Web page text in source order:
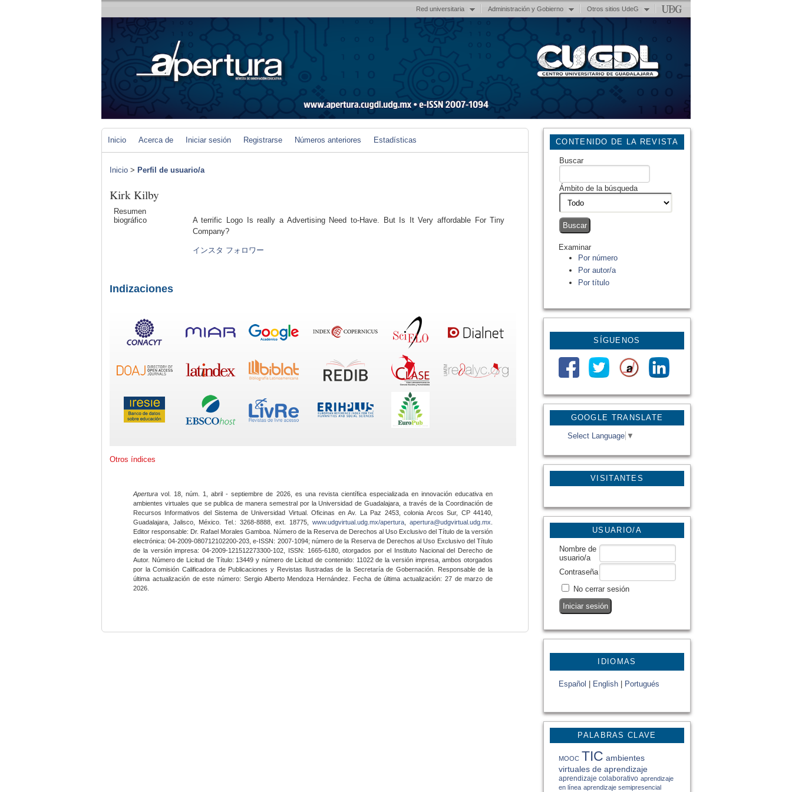
Red universitaria Administración y Gobierno Otros sitios UdeG
GOOGLE TRANSLATE
Select Language ▼
VISITANTES
CONTENIDO DE LA REVISTA
Buscar
Ámbito de la búsqueda
Examinar
Por número
Por autor/a
Por título
SÍGUENOS
USUARIO/A
Nombre de
usuario/a
Contraseña
No cerrar sesión
IDIOMAS
Español English Portugués
PALABRAS CLAVE
MOOC TIC ambientes
virtuales de aprendizaje
aprendizaje colaborativo aprendizaje
en línea aprendizaje semipresencial
Inicio Acerca de Iniciar sesión Registrarse Números anteriores Estadísticas
Inicio > Perfil de usuario/a
Kirk Kilby
Resumen
biográfico
A terrific Logo Is really a Advertising Need to-Have. But Is It Very affordable For Tiny
Company?
インスタ フォロワー
Indizaciones
Otros índices
Apertura vol. 18, núm. 1, abril - septiembre de 2026, es una revista científica especializada en innovación educativa en
ambientes virtuales que se publica de manera semestral por la Universidad de Guadalajara, a través de la Coordinación de
Recursos Informativos del Sistema de Universidad Virtual. Oficinas en Av. La Paz 2453, colonia Arcos Sur, CP 44140,
Guadalajara, Jalisco, México. Tel.: 3268-8888, ext. 18775,www.udgvirtual.udg.mx/apertura apertura@udgvirtual.udg.mx
Editor responsable: Dr. Rafael Morales Gamboa. Número de la Reserva de Derechos al Uso Exclusivo del Título de la versión
electrónica: 04-2009-080712102200-203, e-ISSN: 2007-1094; número de la Reserva de Derechos al Uso Exclusivo del Título
de la versión impresa: 04-2009-121512273300-102, ISSN: 1665-6180, otorgados por el Instituto Nacional del Derecho de
Autor. Número de Licitud de Título: 13449 y número de Licitud de contenido: 11022 de la versión impresa, ambos otorgados
por la Comisión Calificadora de Publicaciones y Revistas Ilustradas de la Secretaría de Gobernación. Responsable de la
última actualización de este número: Sergio Alberto Mendoza Hernández. Fecha de última actualización: 27 de marzo de
2026.